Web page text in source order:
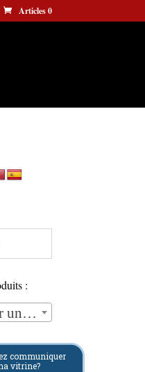
Articles 0
:
Sélectionner une catégorie
communiquer
vitrine?